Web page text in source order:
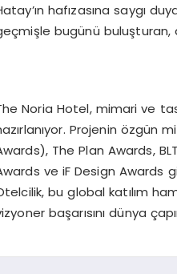
hafızasına saygı
bugünü buluşturan,
Noria Hotel, mimari ve
Projenin özgün
The Plan Awards,
ve iF Design Awards
bu global katılım
başarısını dünya